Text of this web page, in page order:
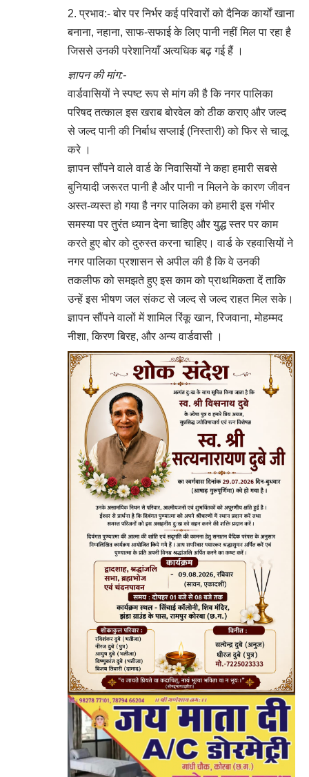
​प्रभाव:- बोर पर निर्भर कई परिवारों को दैनिक कार्यों खाना
बनाना, नहाना, साफ-सफाई के लिए पानी नहीं मिल पा रहा है
जिससे उनकी परेशानियाँ अत्यधिक बढ़ गई हैं ।
​ज्ञापन की मांग:-
वार्डवासियों ने स्पष्ट रूप से मांग की है कि नगर पालिका
परिषद तत्काल इस खराब बोरवेल को ठीक कराए और जल्द
से जल्द पानी की निर्बाध सप्लाई (निस्तारी) को फिर से चालू
करे ।
​ज्ञापन सौंपने वाले वार्ड के निवासियों ने कहा हमारी सबसे
बुनियादी जरूरत पानी है और पानी न मिलने के कारण जीवन
अस्त-व्यस्त हो गया है नगर पालिका को हमारी इस गंभीर
समस्या पर तुरंत ध्यान देना चाहिए और युद्ध स्तर पर काम
करते हुए बोर को दुरुस्त करना चाहिए। वार्ड के रहवासियों ने
नगर पालिका प्रशासन से अपील की है कि वे उनकी
तकलीफ को समझते हुए इस काम को प्राथमिकता दें ताकि
उन्हें इस भीषण जल संकट से जल्द से जल्द राहत मिल सके।
ज्ञापन सौंपने वालों में शामिल रिंकू खान, रिजवाना, मोहम्मद
नीशा, किरण बिरह, और अन्य वार्डवासी ।